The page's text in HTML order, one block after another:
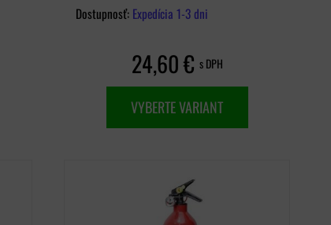
Dostupnosť: Expedícia 1-3 dni
24,60 € s DPH
VYBERTE VARIANT